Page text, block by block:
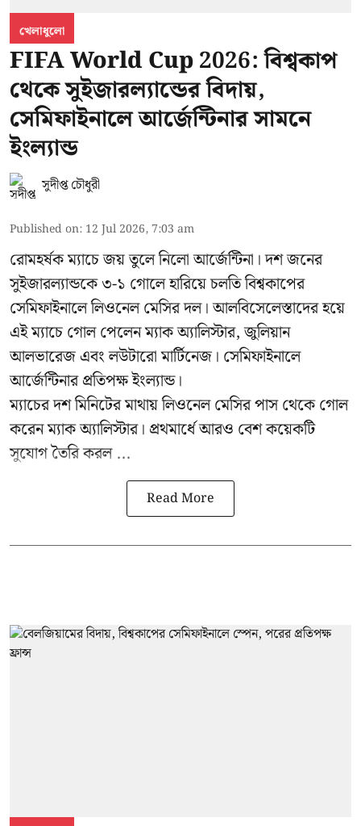
খেলাধুলো
FIFA World Cup 2026: বিশ্বকাপ
থেকে সুইজারল্যান্ডের বিদায়,
সেমিফাইনালে আর্জেন্টিনার সামনে
ইংল্যান্ড
সুদীপ্ত চৌধুরী
Published on: 12 Jul 2026, 7:03 am
রোমহর্ষক ম্যাচে জয় তুলে নিলো আর্জেন্টিনা। দশ জনের
সুইজারল্যান্ডকে ৩-১ গোলে হারিয়ে চলতি বিশ্বকাপের
সেমিফাইনালে লিওনেল মেসির দল। আলবিসেলেস্তাদের হয়ে
এই ম্যাচে গোল পেলেন ম্যাক অ্যালিস্টার, জুলিয়ান
আলভারেজ এবং লউটারো মার্টিনেজ। সেমিফাইনালে
আর্জেন্টিনার প্রতিপক্ষ ইংল্যান্ড।
ম্যাচের দশ মিনিটের মাথায় লিওনেল মেসির পাস থেকে গোল
করেন ম্যাক অ্যালিস্টার। প্রথমার্ধে আরও বেশ কয়েকটি
সুযোগ তৈরি করল ...
Read More